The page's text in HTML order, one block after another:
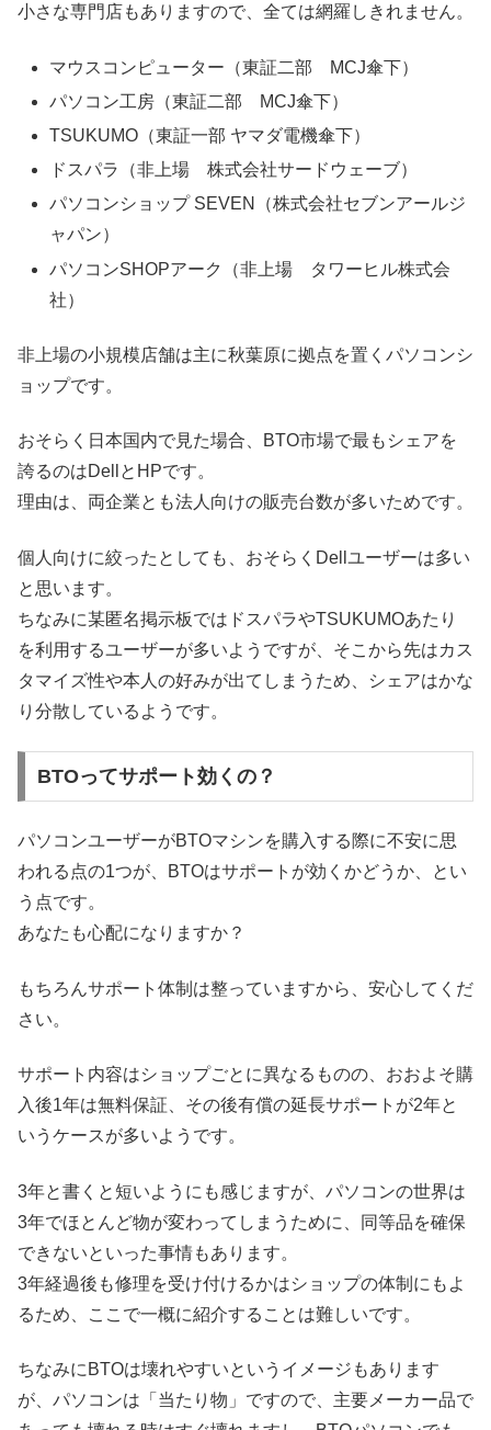
小さな専門店もありますので、全ては網羅しきれません。
マウスコンピューター（東証二部 MCJ傘下）
パソコン工房（東証二部 MCJ傘下）
TSUKUMO（東証一部 ヤマダ電機傘下）
ドスパラ（非上場 株式会社サードウェーブ）
パソコンショップ SEVEN（株式会社セブンアールジ
ャパン）
パソコンSHOPアーク（非上場 タワーヒル株式会
社）
非上場の小規模店舗は主に秋葉原に拠点を置くパソコンシ
ョップです。
おそらく日本国内で見た場合、BTO市場で最もシェアを
誇るのはDellとHPです。
理由は、両企業とも法人向けの販売台数が多いためです。
個人向けに絞ったとしても、おそらくDellユーザーは多い
と思います。
ちなみに某匿名掲示板ではドスパラやTSUKUMOあたり
を利用するユーザーが多いようですが、そこから先はカス
タマイズ性や本人の好みが出てしまうため、シェアはかな
り分散しているようです。
BTOってサポート効くの？
パソコンユーザーがBTOマシンを購入する際に不安に思
われる点の1つが、BTOはサポートが効くかどうか、とい
う点です。
あなたも心配になりますか？
もちろんサポート体制は整っていますから、安心してくだ
さい。
サポート内容はショップごとに異なるものの、おおよそ購
入後1年は無料保証、その後有償の延長サポートが2年と
いうケースが多いようです。
3年と書くと短いようにも感じますが、パソコンの世界は
3年でほとんど物が変わってしまうために、同等品を確保
できないといった事情もあります。
3年経過後も修理を受け付けるかはショップの体制にもよ
るため、ここで一概に紹介することは難しいです。
ちなみにBTOは壊れやすいというイメージもあります
が、パソコンは「当たり物」ですので、主要メーカー品で